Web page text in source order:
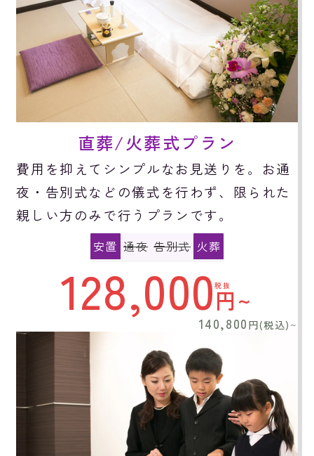
直葬/火葬式プラン
費用を抑えてシンプルなお見送りを。お通
夜・告別式などの儀式を行わず、限られた
親しい方のみで行うプランです。
安置 通夜 告別式 火葬
128,000税抜
円~
140,800 円(税込) ~